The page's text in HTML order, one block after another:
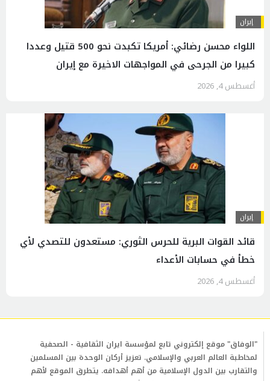
إيران
اللواء محسن رضائي: أمريكا تكبدت نحو 500 قتيل وعددا
كبيرا من الجرحى في المواجهات الاخيرة مع إيران
أغسطس 4, 2026
إيران
قائد القوات البرية للحرس الثوري: مستعدون للتصدي لأي
خطأ في حسابات الأعداء
أغسطس 4, 2026
"الوفاق" موقع إلكتروني تابع لمؤسسة ايران الثقافية - الصحفية
لمخاطبة العالم العربي والإسلامي. تعزيز أركان الوحدة بين المسلمين
والتقارب بين الدول الإسلامية من أهم أهدافه. يتطرق الموقع لأهم